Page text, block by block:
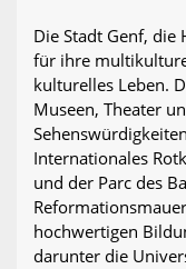
Die Stadt Genf, die
für ihre
kulturelles Leben.
Museen, Theater
Internationales
und der Parc des
hochwertigen
darunter die